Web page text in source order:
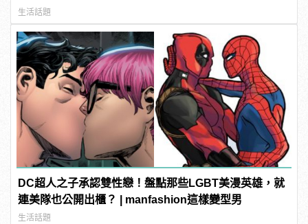
生活話題
DC超人之子承認雙性戀！盤點那些LGBT美漫英雄，就
連美隊也公開出櫃？ | manfashion這樣變型男
生活話題